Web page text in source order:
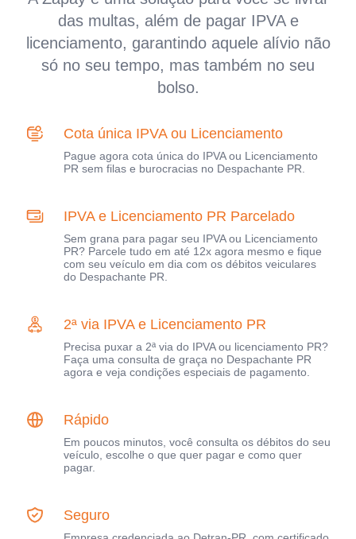
das multas, além de pagar IPVA e
licenciamento, garantindo aquele alívio não
só no seu tempo, mas também no seu
bolso.
Cota única IPVA ou Licenciamento
Pague agora cota única do IPVA ou Licenciamento
PR sem filas e burocracias no Despachante PR.
IPVA e Licenciamento PR Parcelado
Sem grana para pagar seu IPVA ou Licenciamento
PR? Parcele tudo em até 12x agora mesmo e fique
com seu veículo em dia com os débitos veiculares
do Despachante PR.
2ª via IPVA e Licenciamento PR
Precisa puxar a 2ª via do IPVA ou licenciamento PR?
Faça uma consulta de graça no Despachante PR
agora e veja condições especiais de pagamento.
Rápido
Em poucos minutos, você consulta os débitos do seu
veículo, escolhe o que quer pagar e como quer
pagar.
Seguro